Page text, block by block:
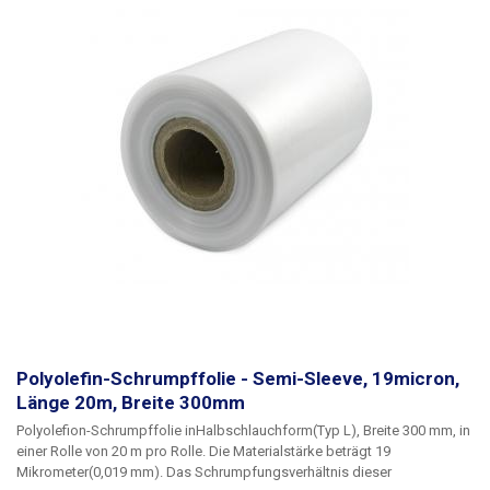
Parameter:
Dicke: 19 Mikrometer (0,019 mm) Schrumpfungstemperatur: 100 - 180 °C
Schrumpfungsrate: 1,65 : 1 Folienart: Polyolefin Form: halbarmig (L)
Innendurchmesser der Rolle: 76 mm Farbe: transparent
Polyolefin-Schrumpffolie - Semi-Sleeve, 19micron,
Länge 20m, Breite 300mm
Polyolefion-Schrumpffolie inHalbschlauchform(Typ L), Breite 300 mm, in
einer Rolle von 20 m pro Rolle. Die Materialstärke beträgt 19
Mikrometer(0,019 mm). Das Schrumpfungsverhältnis dieser